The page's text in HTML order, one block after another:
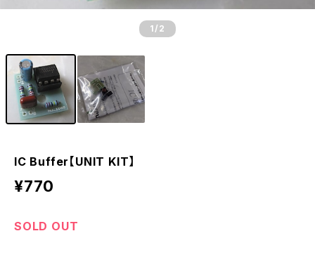
1 /2
IC Buffer【UNIT KIT】
¥770
SOLD OUT